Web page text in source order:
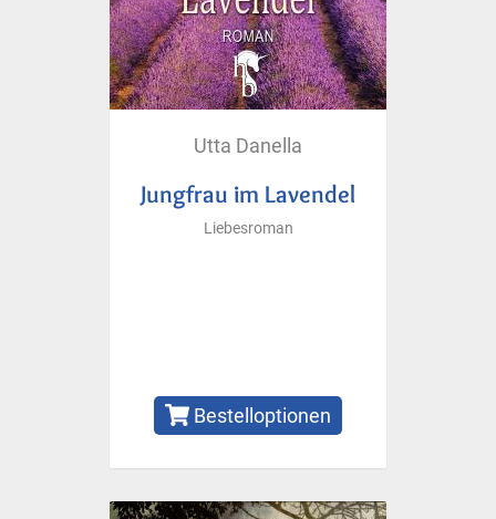
Utta Danella
Jungfrau im Lavendel
Liebesroman
Bestelloptionen